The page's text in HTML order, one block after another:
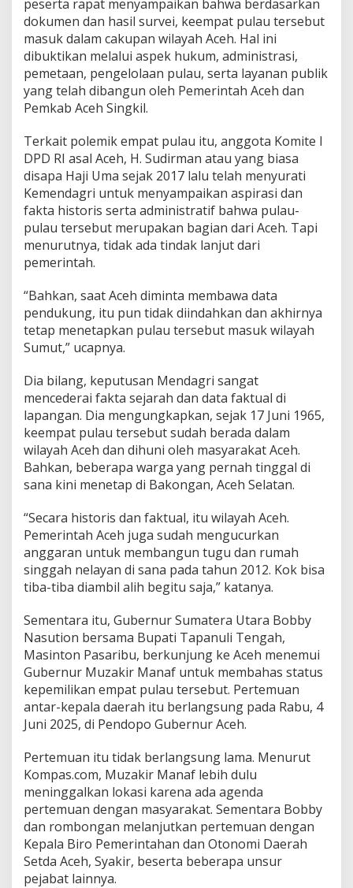
peserta rapat menyampaikan bahwa berdasarkan
dokumen dan hasil survei, keempat pulau tersebut
masuk dalam cakupan wilayah Aceh. Hal ini
dibuktikan melalui aspek hukum, administrasi,
pemetaan, pengelolaan pulau, serta layanan publik
yang telah dibangun oleh Pemerintah Aceh dan
Pemkab Aceh Singkil.
Terkait polemik empat pulau itu, anggota Komite I
DPD RI asal Aceh, H. Sudirman atau yang biasa
disapa Haji Uma sejak 2017 lalu telah menyurati
Kemendagri untuk menyampaikan aspirasi dan
fakta historis serta administratif bahwa pulau-
pulau tersebut merupakan bagian dari Aceh. Tapi
menurutnya, tidak ada tindak lanjut dari
pemerintah.
“Bahkan, saat Aceh diminta membawa data
pendukung, itu pun tidak diindahkan dan akhirnya
tetap menetapkan pulau tersebut masuk wilayah
Sumut,” ucapnya.
Dia bilang, keputusan Mendagri sangat
mencederai fakta sejarah dan data faktual di
lapangan. Dia mengungkapkan, sejak 17 Juni 1965,
keempat pulau tersebut sudah berada dalam
wilayah Aceh dan dihuni oleh masyarakat Aceh.
Bahkan, beberapa warga yang pernah tinggal di
sana kini menetap di Bakongan, Aceh Selatan.
“Secara historis dan faktual, itu wilayah Aceh.
Pemerintah Aceh juga sudah mengucurkan
anggaran untuk membangun tugu dan rumah
singgah nelayan di sana pada tahun 2012. Kok bisa
tiba-tiba diambil alih begitu saja,” katanya.
Sementara itu, Gubernur Sumatera Utara Bobby
Nasution bersama Bupati Tapanuli Tengah,
Masinton Pasaribu, berkunjung ke Aceh menemui
Gubernur Muzakir Manaf untuk membahas status
kepemilikan empat pulau tersebut. Pertemuan
antar-kepala daerah itu berlangsung pada Rabu, 4
Juni 2025, di Pendopo Gubernur Aceh.
Pertemuan itu tidak berlangsung lama. Menurut
Kompas.com, Muzakir Manaf lebih dulu
meninggalkan lokasi karena ada agenda
pertemuan dengan masyarakat. Sementara Bobby
dan rombongan melanjutkan pertemuan dengan
Kepala Biro Pemerintahan dan Otonomi Daerah
Setda Aceh, Syakir, beserta beberapa unsur
pejabat lainnya.